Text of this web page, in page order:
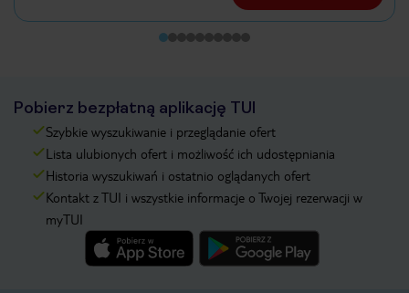
Pobierz bezpłatną aplikację TUI
Szybkie wyszukiwanie i przeglądanie ofert
Lista ulubionych ofert i możliwość ich udostępniania
Historia wyszukiwań i ostatnio oglądanych ofert
Kontakt z TUI i wszystkie informacje o Twojej rezerwacji w
myTUI